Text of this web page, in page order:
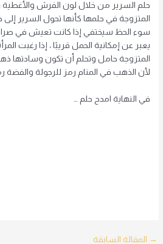
حلم السرير من خلال لون الفرش والأغطية
المتزوجة في حلمها كأنها تحول السرير
سوء الحظ سيختفي إذا كانت تعيش في
يعبر عن إمكانية الحمل قريبًا ، إذا رغبت
المتزوجة حامل وتحلم أن تكون وسادتها
لأن الذهب في المنام رمز للرجولة والفضة
في النهاية امدح حلم …
Post
→ المقالة السابقة